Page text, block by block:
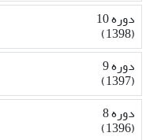
دوره 10
(1398)
دوره 9
(1397)
دوره 8
(1396)